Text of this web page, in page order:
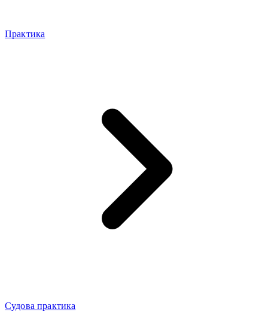
Практика
Судова практика